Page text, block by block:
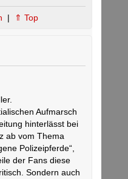
| ⇑ Top
Aufmarsch
hinterlässt bei
ab vom Thema
Polizeipferde“,
der Fans diese
Sondern auch